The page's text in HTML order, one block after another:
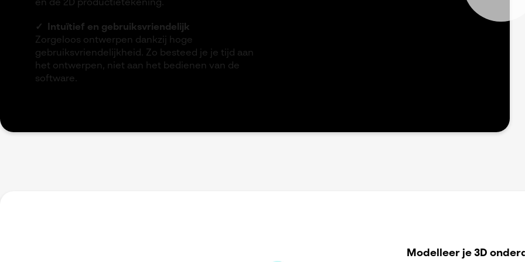
en de 2D productietekening.
✓
Intuïtief en gebruiksvriendelijk
Zorgeloos ontwerpen dankzij hoge
gebruiksvriendelijkheid. Zo besteed je je tijd aan
het ontwerpen, niet aan het bedienen van de
software.
Modelleer je 3D